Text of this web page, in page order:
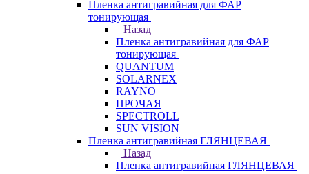
Пленка антигравийная для ФАР
тонирующая
Назад
Пленка антигравийная для ФАР
тонирующая
QUANTUM
SOLARNEX
RAYNO
ПРОЧАЯ
SPECTROLL
SUN VISION
Пленка антигравийная ГЛЯНЦЕВАЯ
Назад
Пленка антигравийная ГЛЯНЦЕВАЯ